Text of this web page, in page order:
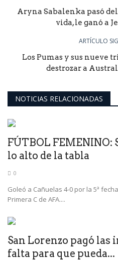
Aryna Sabalenka pasó
vida, le ganó a
ARTÍCULO
Los Pumas y sus nueve
destrozar a
NOTICIAS RELACIONADAS
FÚTBOL FEMENINO:
lo alto de la tabla
0
Goleó a Cañuelas 4-0 por la 5ª
Primera C de AFA....
San Lorenzo pagó
falta para que pueda...